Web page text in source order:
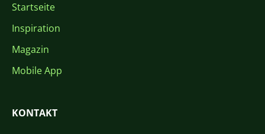
Startseite
Inspiration
Magazin
Mobile App
KONTAKT